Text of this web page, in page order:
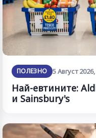
ПОЛЕЗНО 5 Август
Най-евтините:
и Sainsbury's